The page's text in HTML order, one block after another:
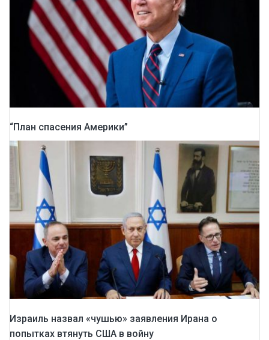
“План спасения Америки”
Израиль назвал «чушью» заявления Ирана о
попытках втянуть США в войну